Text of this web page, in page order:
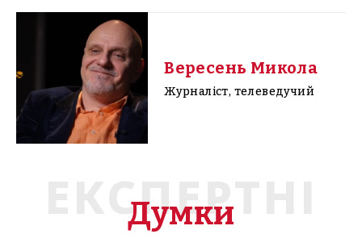
Вересень Микола
Журналіст, телеведучий
ЕКСПЕРТНІ
Думки